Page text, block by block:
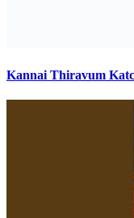
Kannai Thiravum